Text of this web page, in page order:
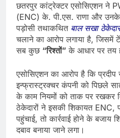
छतरपुर कांट्रेक्टर एसोसिएशन ने
(ENC) के. पी.एस. राणा और उनके
पड़ोसी तथाकथितबाल सखा ठेकेदार
चलाने का आरोप लगाया है,
सब कुछ “रिश्तों” के आधार पर तय
एसोसिएशन का आरोप है कि प्रदीप
इन्फ्रास्ट्रक्चर कंपनी को पिछले
के काम नियमों को ताक पर रखकर
ठेकेदारों ने इसकी शिकायत
पहुंचाई, तो कार्रवाई होने के बजाय
दबाव बनाया जाने लगा।